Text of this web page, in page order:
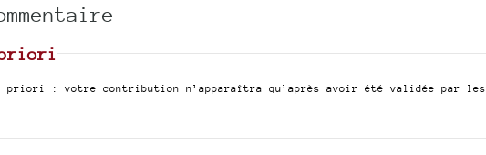
priori
a priori : votre contribution n’apparaîtra qu’après avoir été validée par les